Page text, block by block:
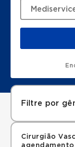
Filtre por
Cirurgião